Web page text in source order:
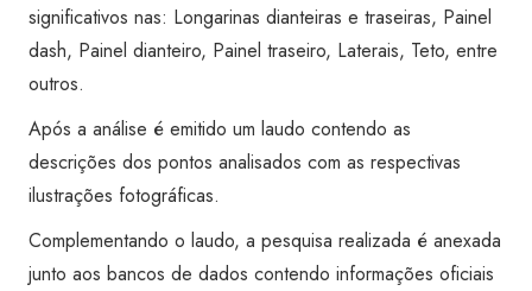
significativos nas: Longarinas dianteiras e traseiras, Painel
dash, Painel dianteiro, Painel traseiro, Laterais, Teto, entre
outros.
Após a análise é emitido um laudo contendo as
descrições dos pontos analisados com as respectivas
ilustrações fotográficas.
Complementando o laudo, a pesquisa realizada é anexada
junto aos bancos de dados contendo informações oficiais